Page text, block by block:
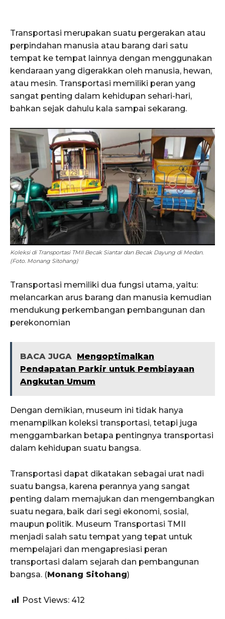
Transportasi merupakan suatu pergerakan atau
perpindahan manusia atau barang dari satu
tempat ke tempat lainnya dengan menggunakan
kendaraan yang digerakkan oleh manusia, hewan,
atau mesin. Transportasi memiliki peran yang
sangat penting dalam kehidupan sehari-hari,
bahkan sejak dahulu kala sampai sekarang.
Koleksi di Transportasi TMII Becak Siantar dan Becak Dayung di Medan.
(Foto. Monang Sitohang)
Transportasi memiliki dua fungsi utama, yaitu:
melancarkan arus barang dan manusia kemudian
mendukung perkembangan pembangunan dan
perekonomian
BACA JUGA Mengoptimalkan
Pendapatan Parkir untuk Pembiayaan
Angkutan Umum
Dengan demikian, museum ini tidak hanya
menampilkan koleksi transportasi, tetapi juga
menggambarkan betapa pentingnya transportasi
dalam kehidupan suatu bangsa.
Transportasi dapat dikatakan sebagai urat nadi
suatu bangsa, karena perannya yang sangat
penting dalam memajukan dan mengembangkan
suatu negara, baik dari segi ekonomi, sosial,
maupun politik. Museum Transportasi TMII
menjadi salah satu tempat yang tepat untuk
mempelajari dan mengapresiasi peran
transportasi dalam sejarah dan pembangunan
bangsa. (Monang Sitohang)
Post Views: 412